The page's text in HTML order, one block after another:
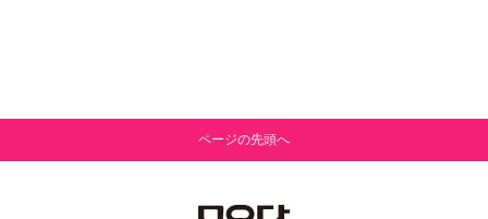
ページの先頭へ